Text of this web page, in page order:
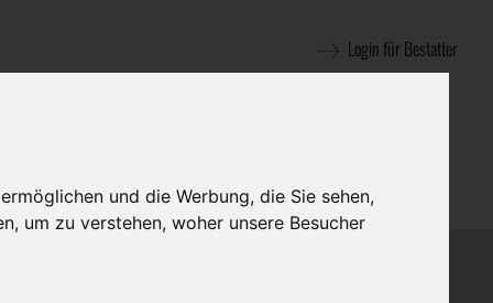
und die Werbung, die Sie sehen,
um zu verstehen, woher unsere Besucher
Login für Bestatter